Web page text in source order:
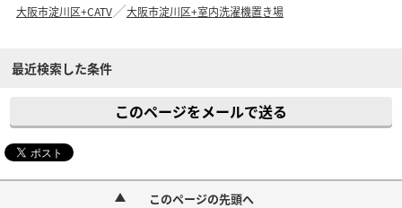
大阪市淀川区+CATV
大阪市淀川区+室内洗濯機置き場
最近検索した条件
このページをメールで送る
このページの先頭へ